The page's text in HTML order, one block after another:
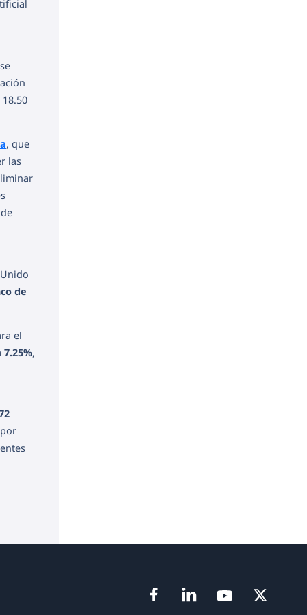
, que
las
de
el
7.25%,